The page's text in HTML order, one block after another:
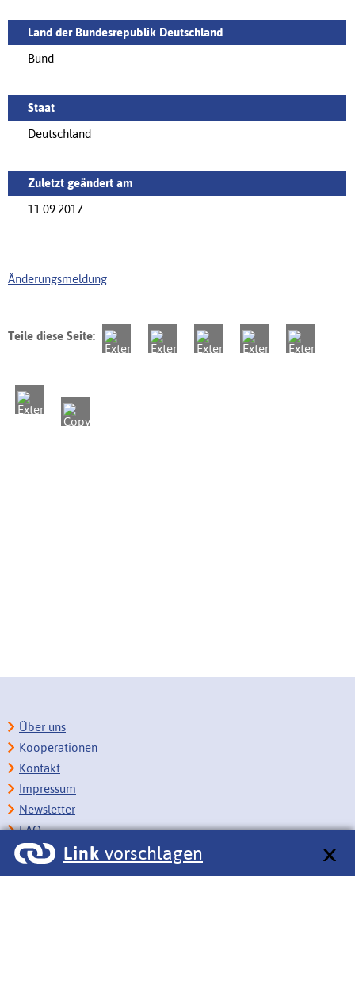
Land der Bundesrepublik Deutschland
Bund
Staat
Deutschland
Zuletzt geändert am
11.09.2017
Änderungsmeldung
Teile diese Seite:
Link vorschlagen
Über uns
Kooperationen
Kontakt
Impressum
Newsletter
FAQ
Copyright